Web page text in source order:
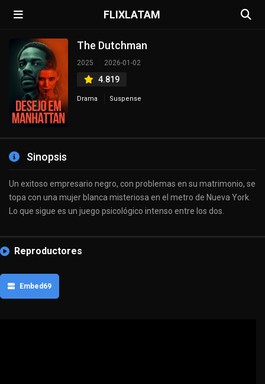
FLIXLATAM
The Dutchman
2025 2026-01-02
4.819
Drama Suspense
Sinopsis
Un exitoso empresario negro, con problemas en su matrimonio, se
topa con una mujer blanca misteriosa en el metro de Nueva York.
Lo que sigue es un juego psicológico intenso entre los dos.
Reproductores
Embed69